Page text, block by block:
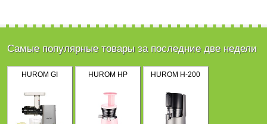
Самые популярные товары за последние две недели
HUROM GI HUROM HP HUROM H-200